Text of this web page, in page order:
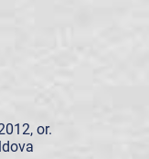
or.